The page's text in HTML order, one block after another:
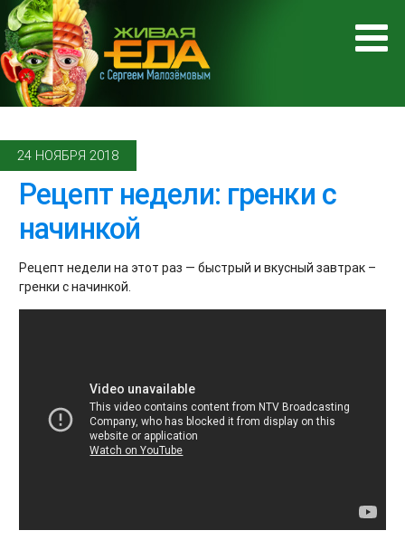
24 НОЯБРЯ 2018
Рецепт недели: гренки с
начинкой
Рецепт недели на этот раз — быстрый и вкусный завтрак –
гренки с начинкой.